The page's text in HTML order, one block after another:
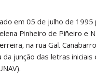
em 05 de julho de 1995
Pinheiro de Piñeiro e
na rua Gal.
da junção das letras iniciais